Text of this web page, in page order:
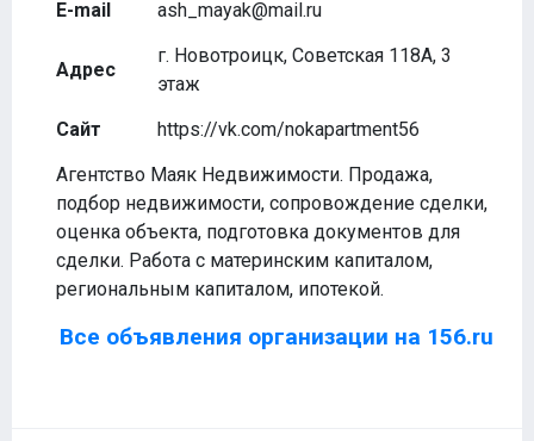
E-mail ash_mayak@mail.ru
Адрес
г. Новотроицк, Советская 118А, 3
этаж
Сайт
https://vk.com/nokapartment56
Агентство Маяк Недвижимости. Продажа,
подбор недвижимости, сопровождение сделки,
оценка объекта, подготовка документов для
сделки. Работа с материнским капиталом,
региональным капиталом, ипотекой.
Все объявления организации на 156.ru